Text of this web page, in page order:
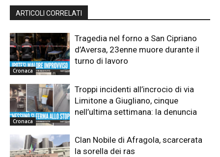
ARTICOLI CORRELATI
Cronaca
Tragedia nel forno a San Cipriano
d’Aversa, 23enne muore durante il
turno di lavoro
Cronaca
Troppi incidenti all’incrocio di via
Limitone a Giugliano, cinque
nell’ultima settimana: la denuncia
Clan Nobile di Afragola, scarcerata
la sorella dei ras